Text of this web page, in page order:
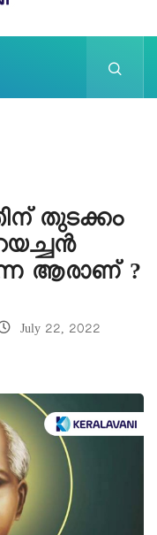
തുടക്കം
ആരാണ് ?
July 22, 2022